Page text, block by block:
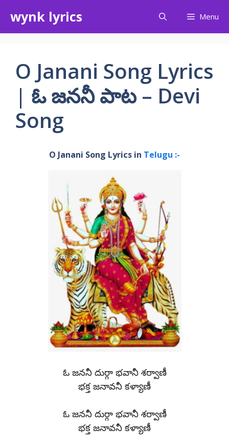
content
wynk lyrics Menu
O Janani Song Lyrics
| ఓ జననీ పాట – Devi
Song
O Janani Song Lyrics in Telugu :-
ఓ జననీ దుర్గా భవానీ శర్వాణీ
భక్త జనావనీ కళ్యాణీ
ఓ జననీ దుర్గా భవానీ శర్వాణీ
భక్త జనావనీ కళ్యాణీ